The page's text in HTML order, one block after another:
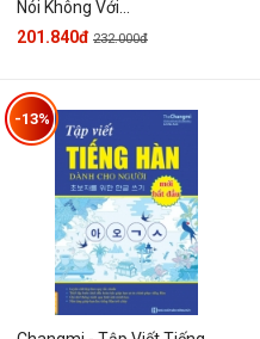
Nói Không Với...
201.840đ 232.000đ
-13%